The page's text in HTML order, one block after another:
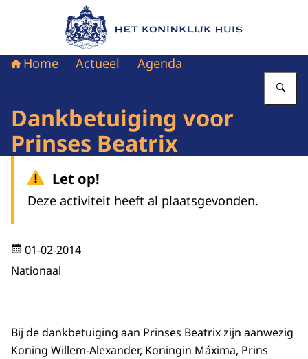
Naar de homepage van Het Koninklijk Huis
Home Actueel Agenda
Dankbetuiging voor
Prinses Beatrix
Let op!
Deze activiteit heeft al plaatsgevonden.
01-02-2014
Nationaal
Bij de dankbetuiging aan Prinses Beatrix zijn aanwezig
Koning Willem-Alexander, Koningin Máxima, Prins